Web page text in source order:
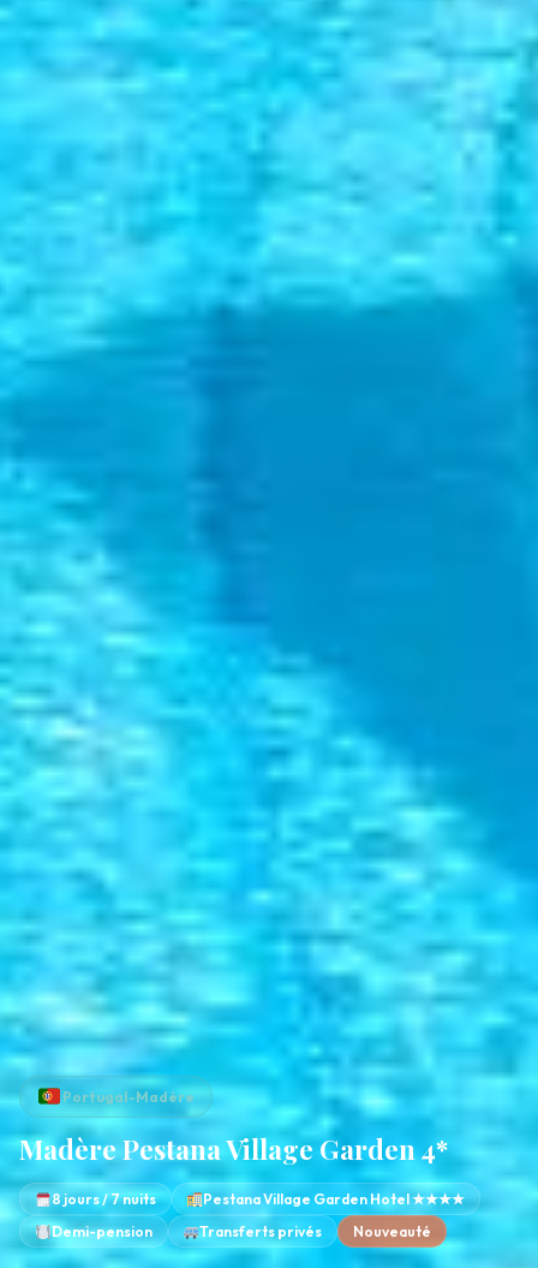
Portugal-Madère
Madère Pestana Village Garden 4*
8 jours / 7 nuits
Pestana Village Garden Hotel ★★★★
Demi-pension
Transferts privés Nouveauté